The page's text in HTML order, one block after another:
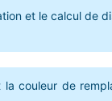
et le calcul de
couleur de